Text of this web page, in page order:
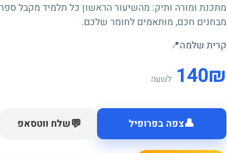
מתכנת ומורה ותיק: מהשיעור הראשון כל תלמיד מקבל
מבחנים חכם, מותאמים לחומר שלכם.
קרית שלמה📍
₪
140 לשעה
👤צפה בפרופיל 💬שלח ווטסאפ